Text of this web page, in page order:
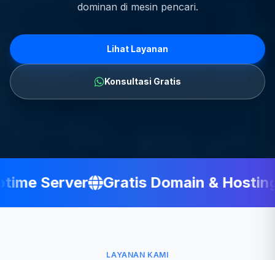
dominan di mesin pencari.
Lihat Layanan
Konsultasi Gratis
Server Gratis Domain & Hosting
LAYANAN KAMI